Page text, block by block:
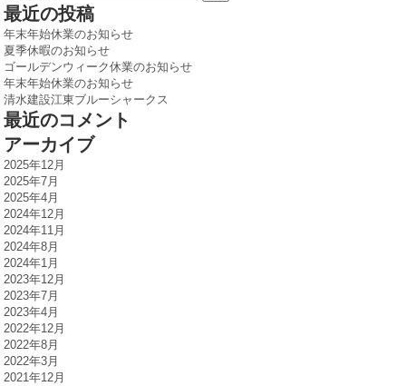
最近の投稿
年末年始休業のお知らせ
夏季休暇のお知らせ
ゴールデンウィーク休業のお知らせ
年末年始休業のお知らせ
清水建設江東ブルーシャークス
最近のコメント
アーカイブ
2025年12月
2025年7月
2025年4月
2024年12月
2024年11月
2024年8月
2024年1月
2023年12月
2023年7月
2023年4月
2022年12月
2022年8月
2022年3月
2021年12月